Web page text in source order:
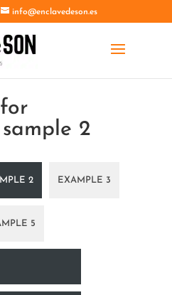
info@enclavedeson.es
sample 2
2 EXAMPLE 3
5